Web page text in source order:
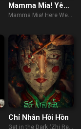
Mamma Mia! Yêu
Lần Nữa
Mamma Mia! Here We
Chỉ Nhân Hồi Hồn
Get in the Dark (Zhi Ren